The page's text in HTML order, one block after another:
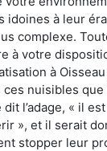
idoines à leur
complexe.
à votre
à
nuisibles
l’adage, « il
», et il serait
stopper leur